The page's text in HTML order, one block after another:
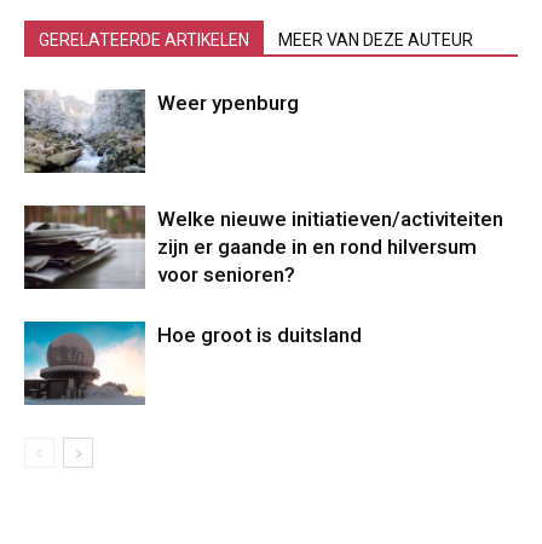
GERELATEERDE ARTIKELEN MEER VAN DEZE AUTEUR
Weer ypenburg
Welke nieuwe initiatieven/activiteiten
zijn er gaande in en rond hilversum
voor senioren?
Hoe groot is duitsland